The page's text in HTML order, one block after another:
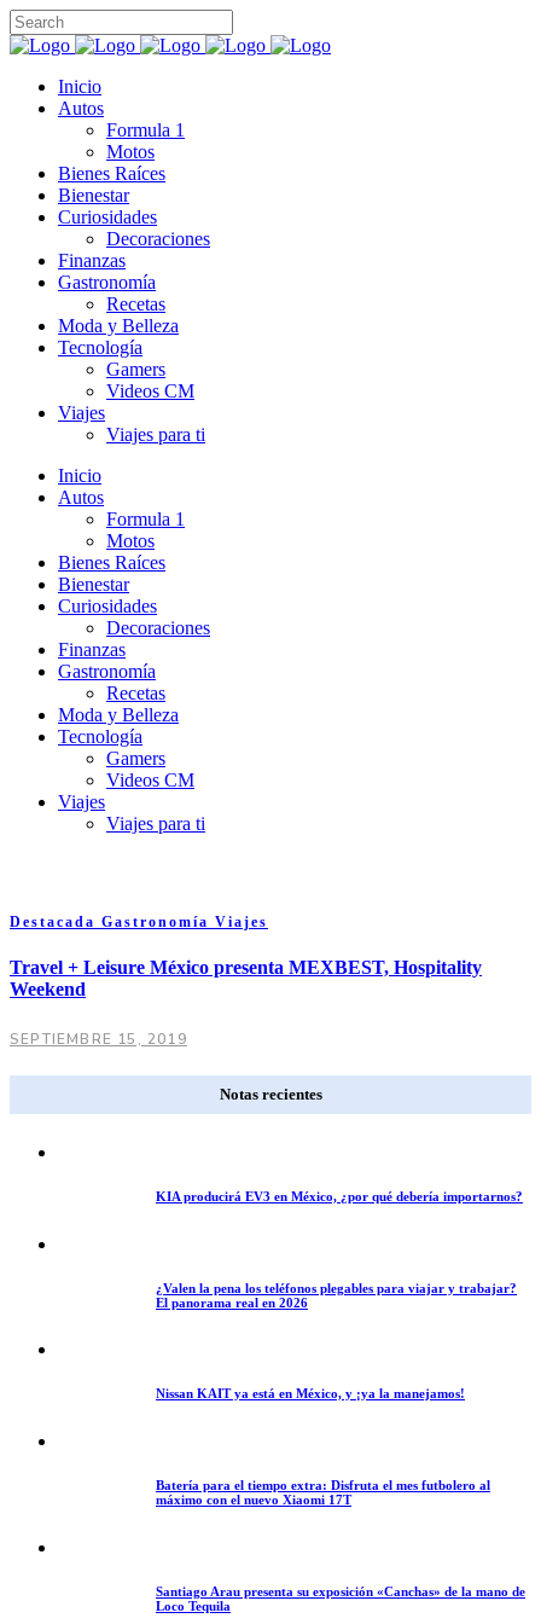
Inicio
Autos
Formula 1
Motos
Bienes Raíces
Bienestar
Curiosidades
Decoraciones
Finanzas
Gastronomía
Recetas
Moda y Belleza
Tecnología
Gamers
Videos CM
Viajes
Viajes para ti
Inicio
Autos
Formula 1
Motos
Bienes Raíces
Bienestar
Curiosidades
Decoraciones
Finanzas
Gastronomía
Recetas
Moda y Belleza
Tecnología
Gamers
Videos CM
Viajes
Viajes para ti
Destacada Gastronomía Viajes
Travel + Leisure México presenta MEXBEST, Hospitality
Weekend
SEPTIEMBRE 15, 2019
Notas recientes
KIA producirá EV3 en México, ¿por qué debería importarnos?
¿Valen la pena los teléfonos plegables para viajar y trabajar?
El panorama real en 2026
Nissan KAIT ya está en México, y ¡ya la manejamos!
Batería para el tiempo extra: Disfruta el mes futbolero al
máximo con el nuevo Xiaomi 17T
Santiago Arau presenta su exposición «Canchas» de la mano de
Loco Tequila